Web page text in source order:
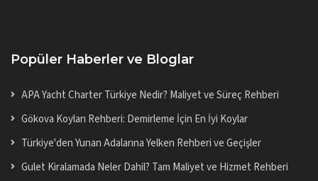
Popüler Haberler ve Bloglar
APA Yacht Charter Türkiye Nedir? Maliyet ve Süreç Rehberi
Gökova Koyları Rehberi: Demirleme İçin En İyi Koylar
Türkiye'den Yunan Adalarına Yelken Rehberi ve Geçişler
Gulet Kiralamada Neler Dahil? Tam Maliyet ve Hizmet Rehberi